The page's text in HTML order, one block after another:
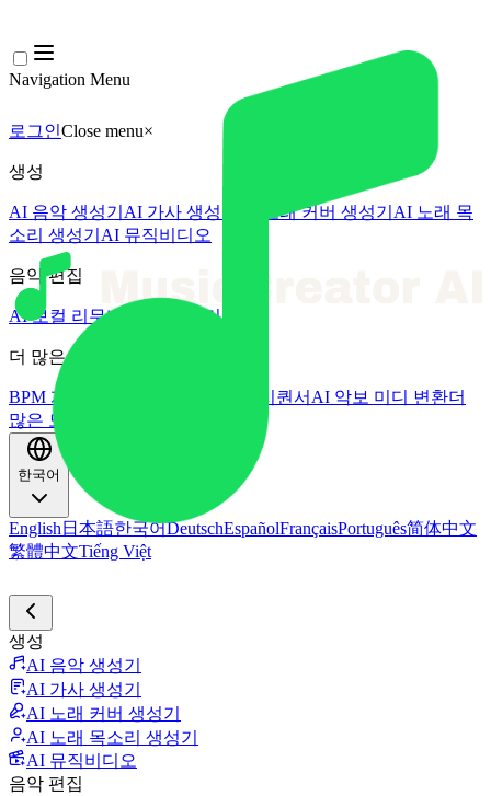
Navigation Menu
로그인Close menu×
생성
AI 음악 생성기 AI 가사 생성기 AI 노래 커버 생성기 AI 노래 목
소리 생성기 AI 뮤직비디오
음악 편집
AI 보컬 리무버 AI 음원 분리
더 많은 음악 도구
BPM 계산기 AI 미디 시퀀서 AI 악보 미디 변환더
많은 도구
한국어
English 日本語한국어DeutschEspañolFrançaisPortuguês简体中文
繁體中文Tiếng Việt
생성
AI 음악 생성기
AI 가사 생성기
AI 노래 커버 생성기
AI 노래 목소리 생성기
AI 뮤직비디오
음악 편집